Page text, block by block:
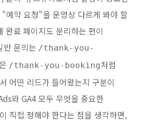
예약 요청"을 운영상 다르게 봐야 할
완료 페이지도 분리하는 편이
반 문의는 /thank-you-
/thank-you-booking처럼
어떤 리드가 들어왔는지 구분이
와 GA4 모두 무엇을 중요한
직접 정해야 한다는 점을 생각하면,